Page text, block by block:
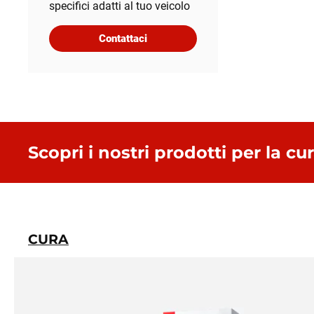
specifici adatti al tuo veicolo
Contattaci
Scopri i nostri prodotti per la
CURA